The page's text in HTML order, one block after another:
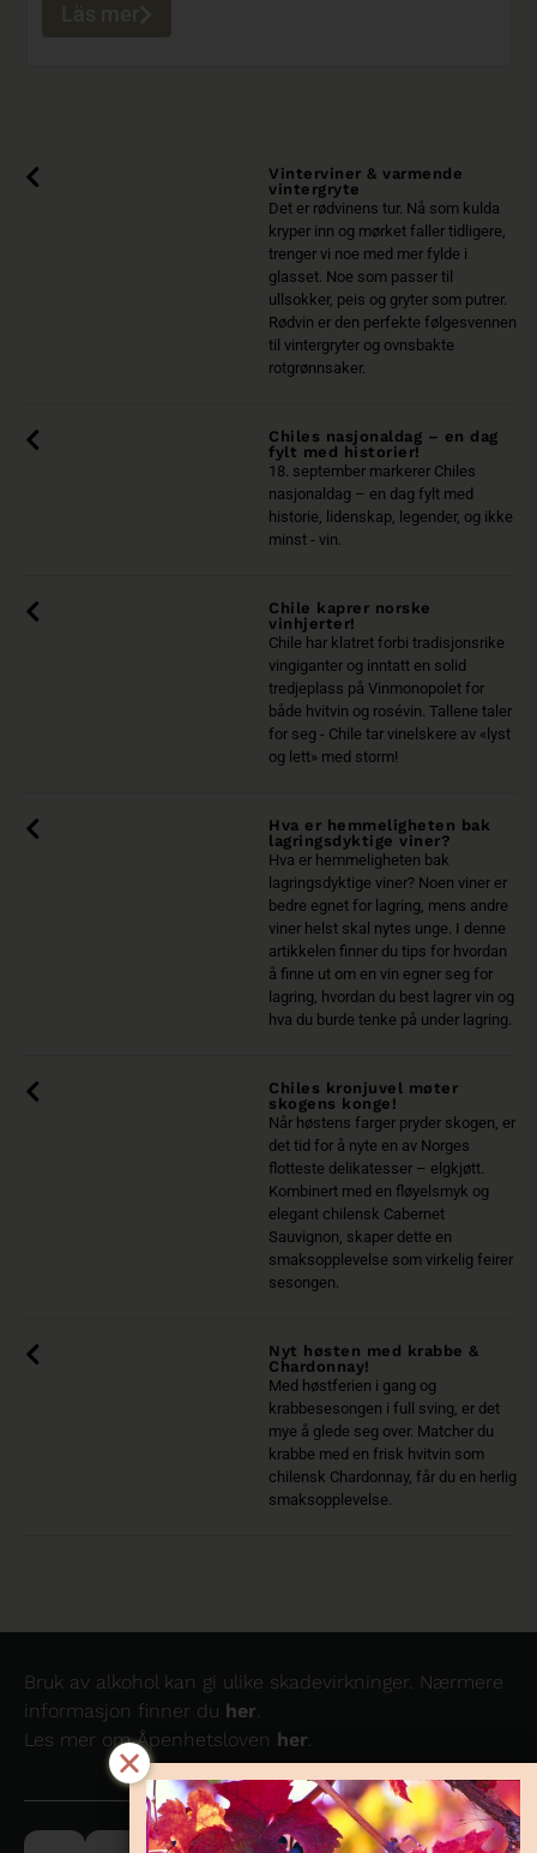
Läs mer
Vinterviner & varmende
vintergryte
Det er rødvinens tur. Nå som kulda
kryper inn og mørket faller tidligere,
trenger vi noe med mer fylde i
glasset. Noe som passer til
ullsokker, peis og gryter som putrer.
Rødvin er den perfekte følgesvennen
til vintergryter og ovnsbakte
rotgrønnsaker.
Chiles nasjonaldag – en dag
fylt med historier!
18. september markerer Chiles
nasjonaldag – en dag fylt med
historie, lidenskap, legender, og ikke
minst - vin.
Chile kaprer norske
vinhjerter!
Chile har klatret forbi tradisjonsrike
vingiganter og inntatt en solid
tredjeplass på Vinmonopolet for
både hvitvin og rosévin. Tallene taler
for seg - Chile tar vinelskere av «lyst
og lett» med storm!
Hva er hemmeligheten bak
lagringsdyktige viner?
Hva er hemmeligheten bak
lagringsdyktige viner? Noen viner er
bedre egnet for lagring, mens andre
viner helst skal nytes unge. I denne
artikkelen finner du tips for hvordan
å finne ut om en vin egner seg for
lagring, hvordan du best lagrer vin og
hva du burde tenke på under lagring.
Chiles kronjuvel møter
skogens konge!
Når høstens farger pryder skogen, er
det tid for å nyte en av Norges
flotteste delikatesser – elgkjøtt.
Kombinert med en fløyelsmyk og
elegant chilensk Cabernet
Sauvignon, skaper dette en
smaksopplevelse som virkelig feirer
sesongen.
Nyt høsten med krabbe &
Chardonnay!
Med høstferien i gang og
krabbesesongen i full sving, er det
mye å glede seg over. Matcher du
krabbe med en frisk hvitvin som
chilensk Chardonnay, får du en herlig
smaksopplevelse.
Bruk av alkohol kan gi ulike skadevirkninger. Nærmere
informasjon finner du her.
Les mer om Åpenhetsloven her.